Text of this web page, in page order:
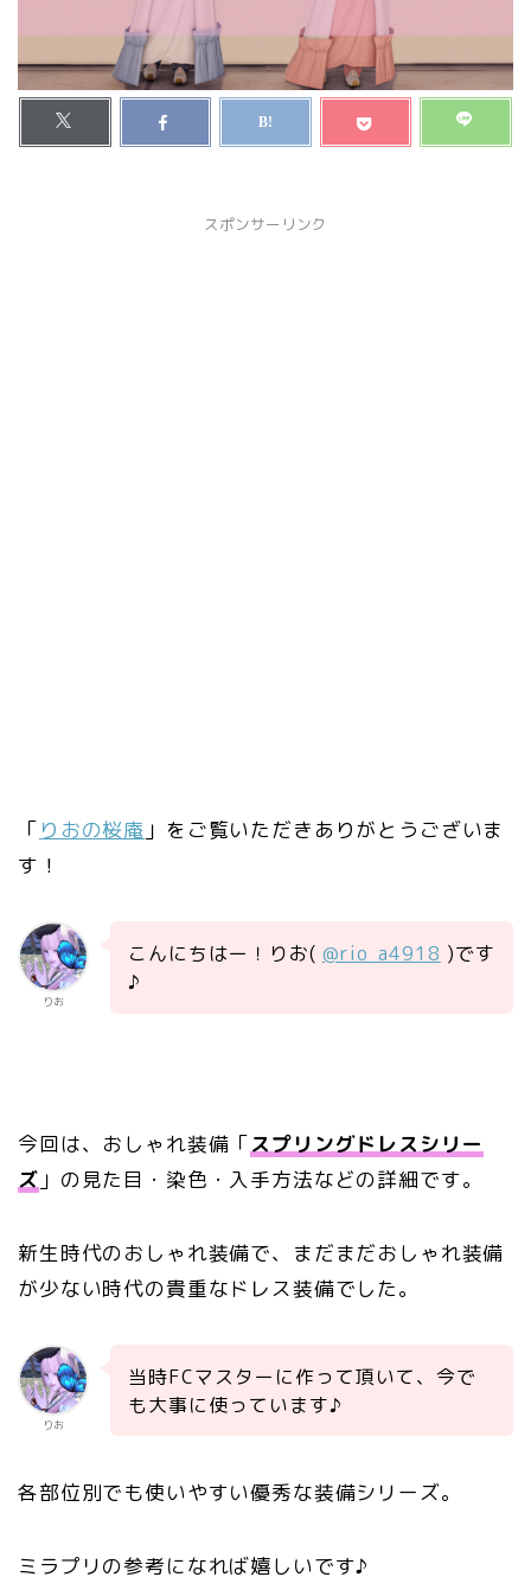
スポンサーリンク
「 りおの桜庵 」をご覧いただきありがとうございま
す！
りお
こんにちはー！りお( @rio_a4918 )です
♪
今回は、おしゃれ装備「スプリングドレスシリー
ズ 」の見た目・染色・入手方法などの詳細です。
新生時代のおしゃれ装備で、まだまだおしゃれ装備
が少ない時代の貴重なドレス装備でした。
りお
当時FCマスターに作って頂いて、今で
も大事に使っています♪
各部位別でも使いやすい優秀な装備シリーズ。
ミラプリの参考になれば嬉しいです♪